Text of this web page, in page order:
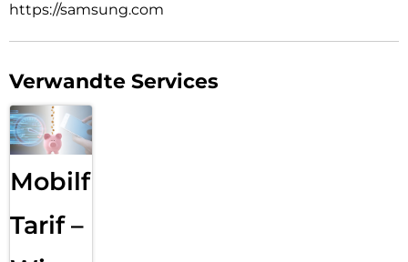
https://samsung.com
Verwandte Services
Mobilfunk
Tarif –